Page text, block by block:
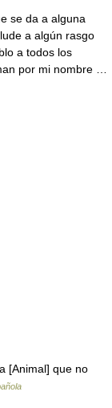
se da a alguna
a algún rasgo
a todos los
por mi nombre …
[Animal] que no